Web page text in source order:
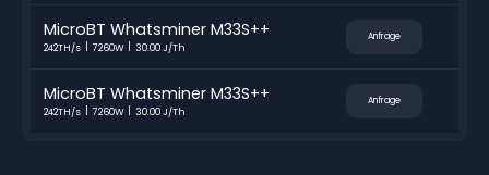
MicroBT Whatsminer M33S++
242TH/s 7260W 30.00 J/Th
Anfrage
MicroBT Whatsminer M33S++
242TH/s 7260W 30.00 J/Th
Anfrage